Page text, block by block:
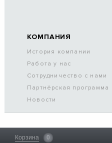
КОМПАНИЯ
История компании
Работа у нас
Сотрудничество с нами
Партнёрская программа
Новости
Корзина 0